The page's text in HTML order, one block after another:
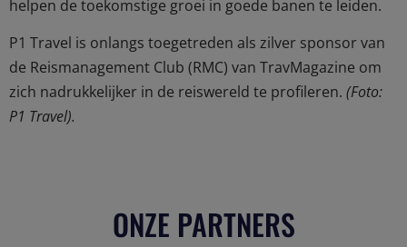
helpen de toekomstige groei in goede banen te leiden.
P1 Travel is onlangs toegetreden als zilver sponsor van
de Reismanagement Club (RMC) van TravMagazine om
zich nadrukkelijker in de reiswereld te profileren. (Foto:
P1 Travel).
ONZE PARTNERS